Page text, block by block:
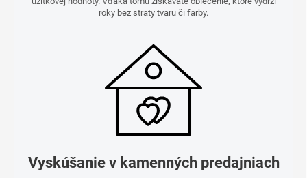
roky bez straty tvaru či farby.
Vyskúšanie v kamenných predajniach